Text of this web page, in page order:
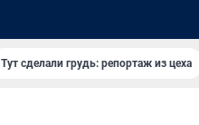
Тут сделали грудь: репортаж из цеха